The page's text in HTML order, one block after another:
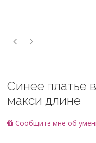
Синее платье
макси длине
Cообщите мне об